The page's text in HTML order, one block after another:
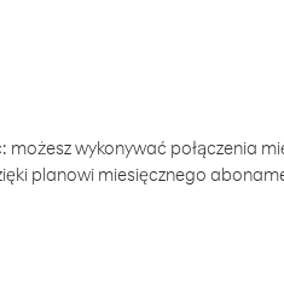
wykonywać połączenia
planowi miesięcznego